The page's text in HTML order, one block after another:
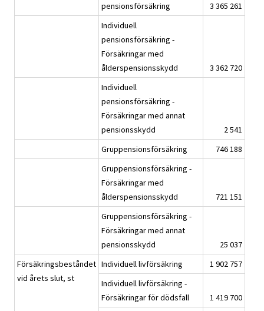
pensionsförsäkring
3 365 261
Individuell
pensionsförsäkring -
Försäkringar med
ålderspensionsskydd
3 362 720
Individuell
pensionsförsäkring -
Försäkringar med annat
pensionsskydd
2 541
Gruppensionsförsäkring
746 188
Gruppensionsförsäkring -
Försäkringar med
ålderspensionsskydd
721 151
Gruppensionsförsäkring -
Försäkringar med annat
pensionsskydd
25 037
Försäkringsbeståndet
vid årets slut, st
Individuell livförsäkring
1 902 757
Individuell livförsäkring -
Försäkringar för dödsfall
1 419 700